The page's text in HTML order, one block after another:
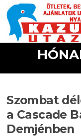
Ugrás a tartalomra
Szombat
a Cascade
Demjénben